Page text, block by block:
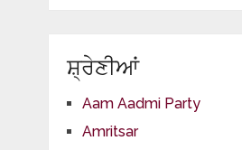
ਸ਼੍ਰੇਣੀਆਂ
Aam Aadmi Party
Amritsar